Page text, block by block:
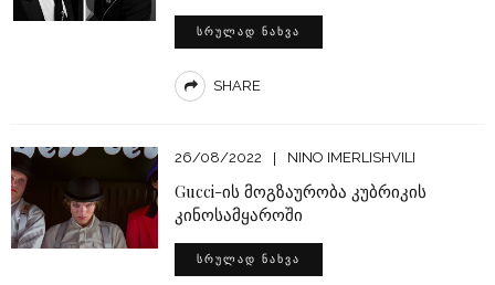
ᲡᲠᲣᲚᲐᲓ ᲜᲐᲮᲕᲐ
SHARE
26/08/2022 NINO IMERLISHVILI
Gucci-ის მოგზაურობა კუბრიკის
კინოსამყაროში
ᲡᲠᲣᲚᲐᲓ ᲜᲐᲮᲕᲐ